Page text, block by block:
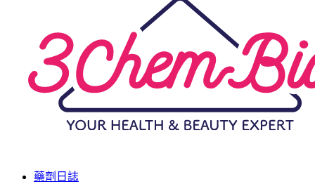
藥劑日誌